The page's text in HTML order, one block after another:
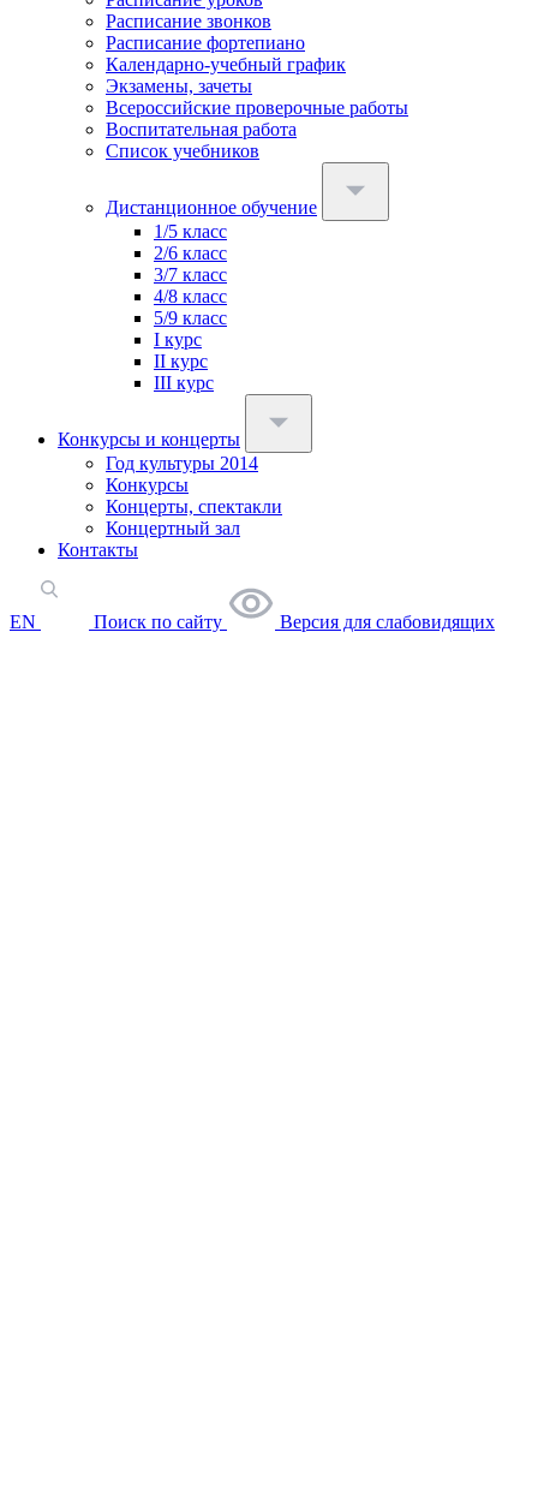
Расписание звонков
Расписание фортепиано
Календарно-учебный график
Экзамены, зачеты
Всероссийские проверочные работы
Воспитательная работа
Список учебников
Дистанционное обучение
1/5 класс
2/6 класс
3/7 класс
4/8 класс
5/9 класс
I курс
II курс
III курс
Конкурсы и концерты
Год культуры 2014
Конкурсы
Концерты, спектакли
Концертный зал
Контакты
EN Поиск по сайту Версия для слабовидящих